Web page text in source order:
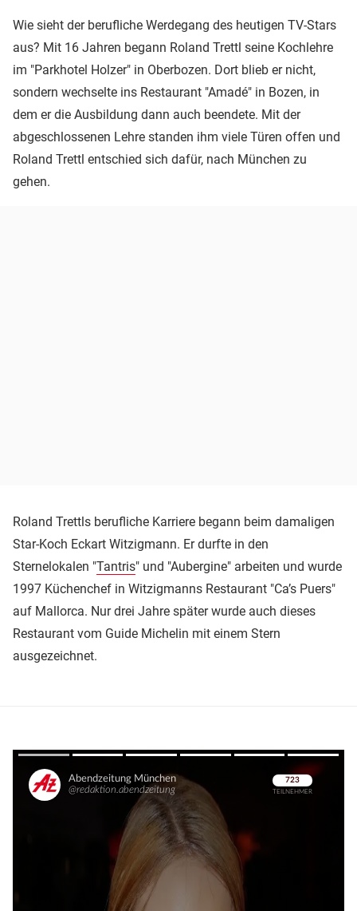
Wie sieht der berufliche Werdegang des heutigen TV-Stars
aus? Mit 16 Jahren begann Roland Trettl seine Kochlehre
im "Parkhotel Holzer" in Oberbozen. Dort blieb er nicht,
sondern wechselte ins Restaurant "Amadé" in Bozen, in
dem er die Ausbildung dann auch beendete. Mit der
abgeschlossenen Lehre standen ihm viele Türen offen und
Roland Trettl entschied sich dafür, nach München zu
gehen.
Roland Trettls berufliche Karriere begann beim damaligen
Star-Koch Eckart Witzigmann. Er durfte in den
Sternelokalen "Tantris" und "Aubergine" arbeiten und wurde
1997 Küchenchef in Witzigmanns Restaurant "Ca’s Puers"
auf Mallorca. Nur drei Jahre später wurde auch dieses
Restaurant vom Guide Michelin mit einem Stern
ausgezeichnet.
Überspringen